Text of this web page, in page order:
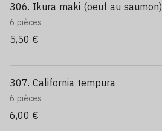
306. Ikura maki (oeuf au saumon)
6 pièces
5,50 €
307. California tempura
6 pièces
6,00 €